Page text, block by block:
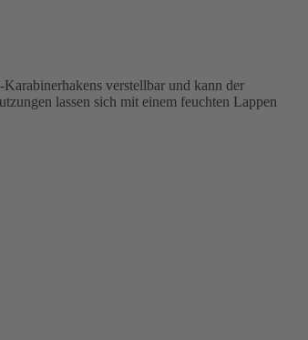
verstellbar und kann der
lassen sich mit einem feuchten Lappen